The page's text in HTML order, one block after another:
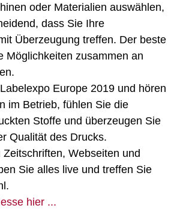
oder Materialien auswählen,
dass Sie Ihre
Überzeugung treffen. Der beste
Möglichkeiten zusammen an
Europe 2019 und hören
im Betrieb, fühlen Sie die
Stoffe und überzeugen Sie
Qualität des Drucks.
Webseiten und
Sie alles live und treffen Sie
hier ...